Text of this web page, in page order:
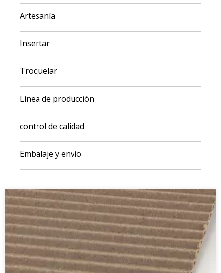
Artesanía
Insertar
Troquelar
Línea de producción
control de calidad
Embalaje y envío